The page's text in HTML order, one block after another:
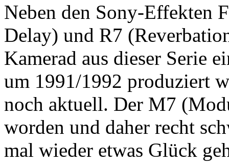
Neben den Sony-
Delay) und R7
Kamerad aus dieser Serie
um 1991/1992 produziert
noch aktuell. Der M7
worden und daher recht
mal wieder etwas Glück